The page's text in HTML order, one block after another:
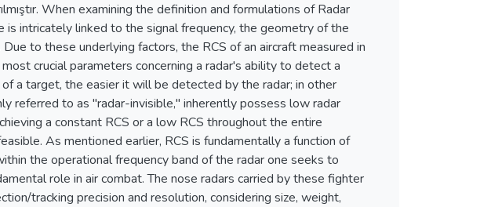
When examining the definition and formulations of Radar
intricately linked to the signal frequency, the geometry of the
to these underlying factors, the RCS of an aircraft measured in
crucial parameters concerning a radar's ability to detect a
a target, the easier it will be detected by the radar; in other
referred to as "radar-invisible," inherently possess low radar
a constant RCS or a low RCS throughout the entire
As mentioned earlier, RCS is fundamentally a function of
the operational frequency band of the radar one seeks to
role in air combat. The nose radars carried by these fighter
tracking precision and resolution, considering size, weight,